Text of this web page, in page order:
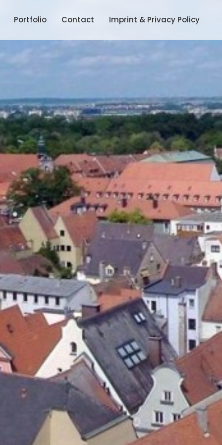
Portfolio Contact Imprint & Privacy Policy